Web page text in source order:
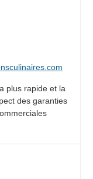
plus rapide et la
des garanties